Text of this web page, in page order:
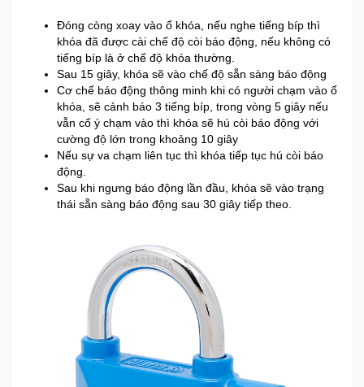
Đóng còng xoay vào ổ khóa, nếu nghe tiếng bíp thì
khóa đã được cài chế độ còi báo động, nếu không có
tiếng bíp là ở chế độ khóa thường.
Sau 15 giây, khóa sẽ vào chế độ sẵn sàng báo động
Cơ chế báo động thông minh khi có người chạm vào ổ
khóa, sẽ cảnh báo 3 tiếng bíp, trong vòng 5 giây nếu
vẫn cố ý chạm vào thì khóa sẽ hú còi báo động với
cường độ lớn trong khoảng 10 giây
Nếu sự va chạm liên tục thì khóa tiếp tục hú còi báo
động.
Sau khi ngưng báo động lần đầu, khóa sẽ vào trạng
thái sẵn sàng báo động sau 30 giây tiếp theo.